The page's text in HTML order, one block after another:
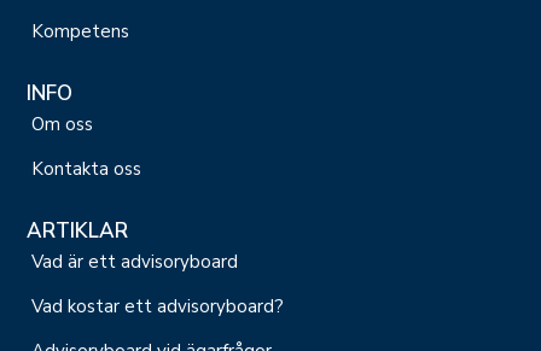
Kompetens
INFO
Om oss
Kontakta oss
ARTIKLAR
Vad är ett advisoryboard
Vad kostar ett advisoryboard?